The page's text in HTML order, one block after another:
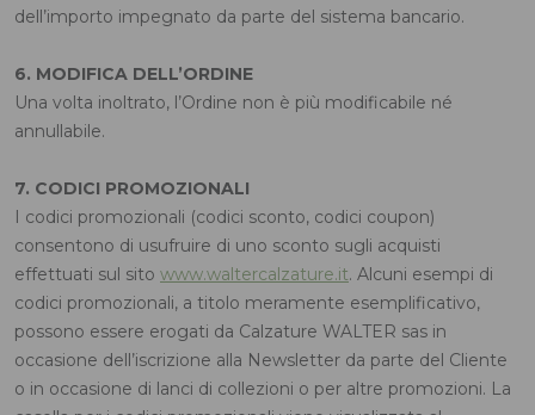
dell’importo impegnato da parte del sistema bancario.
6. MODIFICA DELL’ORDINE
Una volta inoltrato, l’Ordine non è più modificabile né
annullabile.
7. CODICI PROMOZIONALI
I codici promozionali (codici sconto, codici coupon)
consentono di usufruire di uno sconto sugli acquisti
effettuati sul sito www.waltercalzature.it. Alcuni esempi di
codici promozionali, a titolo meramente esemplificativo,
possono essere erogati da Calzature WALTER sas in
occasione dell’iscrizione alla Newsletter da parte del Cliente
o in occasione di lanci di collezioni o per altre promozioni. La